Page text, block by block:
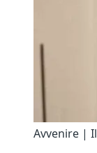
Avvenire |